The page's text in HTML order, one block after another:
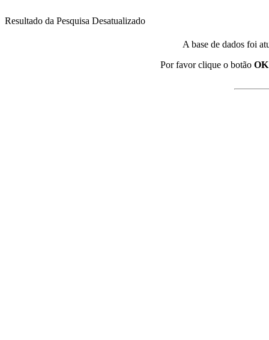
Resultado da Pesquisa Desatualizado
A base de dados foi
Por favor clique o botão OK